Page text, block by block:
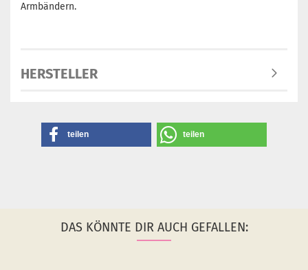
Armbändern.
HERSTELLER
teilen teilen
DAS KÖNNTE DIR AUCH GEFALLEN: